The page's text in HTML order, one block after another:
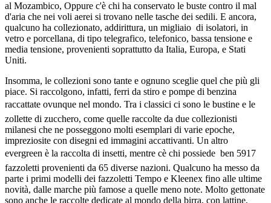
al Mozambico, Oppure c'è chi ha conservato le buste contro il mal
d'aria che nei voli aerei si trovano nelle tasche dei sedili. E ancora,
qualcuno ha collezionato, addirittura, un migliaio di isolatori, in
vetro e porcellana, di tipo telegrafico, telefonico, bassa tensione e
media tensione, provenienti soprattutto da Italia, Europa, e Stati
Uniti.
Insomma, le collezioni sono tante e ognuno sceglie quel che più gli
piace. Si raccolgono, infatti, ferri da stiro e pompe di benzina
raccattate ovunque nel mondo. Tra i classici ci sono le bustine e le
zollette di zucchero, come quelle raccolte da due collezionisti
milanesi che ne posseggono molti esemplari di varie epoche,
impreziosite con disegni ed immagini accattivanti. Un altro
evergreen è la raccolta di insetti, mentre cè chi possiede ben 5917
fazzoletti provenienti da 65 diverse nazioni. Qualcuno ha messo da
parte i primi modelli dei fazzoletti Tempo e Kleenex fino alle ultime
novità, dalle marche più famose a quelle meno note. Molto gettonate
sono anche le raccolte dedicate al mondo della birra, con lattine,